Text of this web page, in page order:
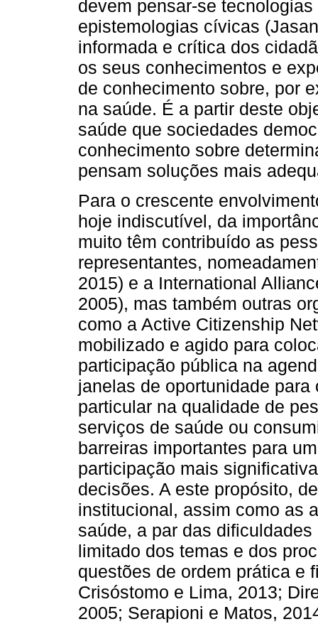
devem pensar-se
epistemologias cívicas
informada e crítica dos
os seus conhecimentos e
de conhecimento sobre, por
na saúde. É a partir deste
saúde que sociedades
conhecimento sobre
pensam soluções mais
Para o crescente
hoje indiscutível, da
muito têm contribuído as
representantes,
2015) e a International
2005), mas também outras
como a Active Citizenship
mobilizado e agido para
participação pública na
janelas de oportunidade
particular na qualidade de
serviços de saúde ou
barreiras importantes para
participação mais
decisões. A este propósito,
institucional, assim como as
saúde, a par das
limitado dos temas e dos
questões de ordem prática e
Crisóstomo e Lima, 2013;
2005; Serapioni e Matos,